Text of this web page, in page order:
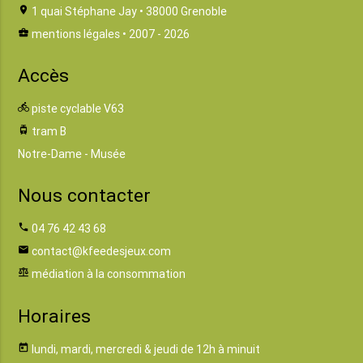
location_on 1 quai Stéphane Jay • 38000 Grenoble
business_center mentions légales • 2007 - 2026
Accès
directions_bike piste cyclable V63
tram tram B
Notre-Dame - Musée
Nous contacter
phone 04 76 42 43 68
email contact@kfeedesjeux.com
balance médiation à la consommation
Horaires
today lundi, mardi, mercredi & jeudi de 12h à minuit